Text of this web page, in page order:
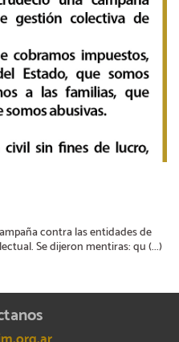
contra las entidades de
Se dijeron mentiras: qu (...)